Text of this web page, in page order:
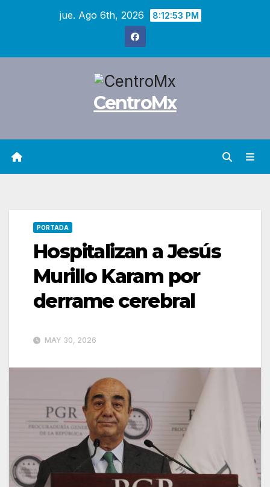
jue. Ago 6th, 2026 8:12:54 PM
CentroMx
PORTADA
Hospitalizan a Jesús
Murillo Karam por
derrame cerebral
MAY 30, 2026